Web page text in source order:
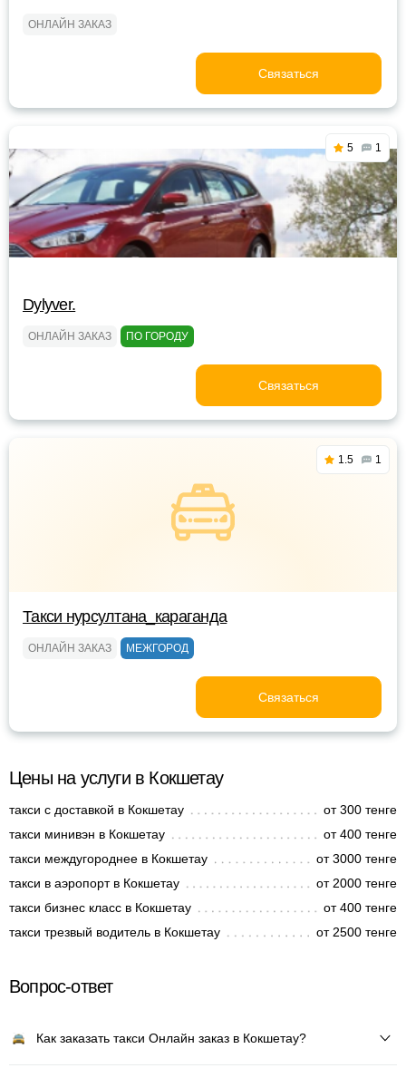
ОНЛАЙН ЗАКАЗ
Связаться
5 1
Dylyver.
ОНЛАЙН ЗАКАЗ ПО ГОРОДУ
Связаться
1.5 1
Такси нурсултана_караганда
ОНЛАЙН ЗАКАЗ МЕЖГОРОД
Связаться
Цены на услуги в Кокшетау
такси с доставкой в Кокшетау
от 300 тенге
такси минивэн в Кокшетау
от 400 тенге
такси междугороднее в Кокшетау
от 3000 тенге
такси в аэропорт в Кокшетау
от 2000 тенге
такси бизнес класс в Кокшетау
от 400 тенге
такси трезвый водитель в Кокшетау
от 2500 тенге
Вопрос-ответ
Как заказать такси Онлайн заказ в Кокшетау?